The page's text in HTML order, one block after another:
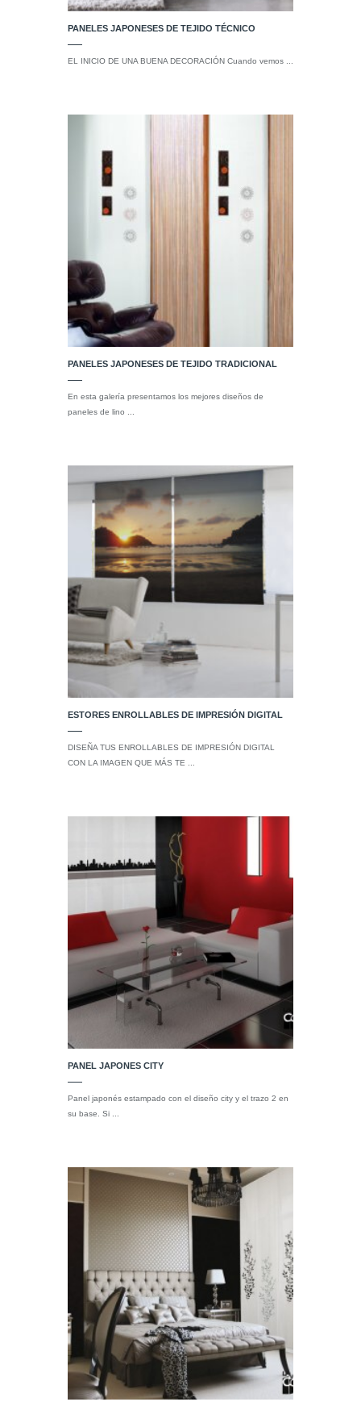
PANELES JAPONESES DE TEJIDO TÉCNICO
EL INICIO DE UNA BUENA DECORACIÓN Cuando vemos ...
PANELES JAPONESES DE TEJIDO TRADICIONAL
En esta galería presentamos los mejores diseños de
paneles de lino ...
ESTORES ENROLLABLES DE IMPRESIÓN DIGITAL
DISEÑA TUS ENROLLABLES DE IMPRESIÓN DIGITAL
CON LA IMAGEN QUE MÁS TE ...
PANEL JAPONES CITY
Panel japonés estampado con el diseño city y el trazo 2 en
su base. Si ...